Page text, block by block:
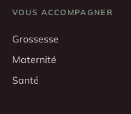
VOUS ACCOMPAGNER
Grossesse
Maternité
Santé